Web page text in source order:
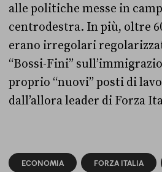
alle politiche messe in
centrodestra. In più, oltre
erano irregolari
“Bossi-Fini”
proprio “nuovi” posti di
dall’allora leader di Forza
ECONOMIA FORZA ITALIA